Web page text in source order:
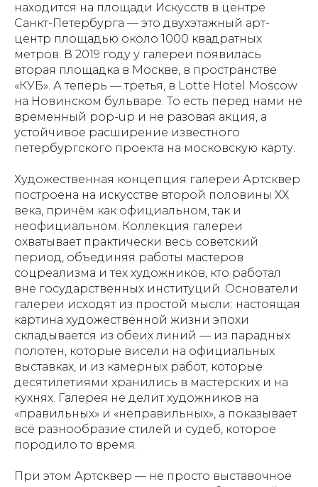
находится на площади Искусств в центре
Санкт-Петербурга — это двухэтажный арт-
центр площадью около 1000 квадратных
метров. В 2019 году у галереи появилась
вторая площадка в Москве, в пространстве
«КУБ». А теперь — третья, в Lotte Hotel Moscow
на Новинском бульваре. То есть перед нами не
временный pop-up и не разовая акция, а
устойчивое расширение известного
петербургского проекта на московскую карту.
Художественная концепция галереи Артсквер
построена на искусстве второй половины XX
века, причём как официальном, так и
неофициальном. Коллекция галереи
охватывает практически весь советский
период, объединяя работы мастеров
соцреализма и тех художников, кто работал
вне государственных институций. Основатели
галереи исходят из простой мысли: настоящая
картина художественной жизни эпохи
складывается из обеих линий — из парадных
полотен, которые висели на официальных
выставках, и из камерных работ, которые
десятилетиями хранились в мастерских и на
кухнях. Галерея не делит художников на
«правильных» и «неправильных», а показывает
всё разнообразие стилей и судеб, которое
породило то время.
При этом Артсквер — не просто выставочное